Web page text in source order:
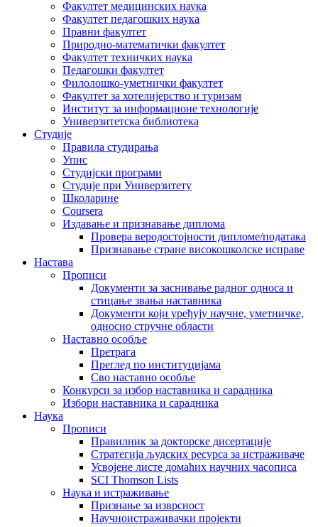
Факултет медицинских наука
Факултет педагошких наука
Правни факултет
Природно-математички факултет
Факултет техничких наука
Педагошки факултет
Филолошко-уметнички факултет
Факултет за хотелијерство и туризам
Институт за информационе технологије
Универзитетска библиотека
Студије
Правила студирања
Упис
Студијски програми
Студије при Универзитету
Школарине
Coursera
Издавање и признавање диплома
Провера веродостојности дипломе/података
Признавање стране високошколске исправе
Настава
Прописи
Документи за заснивање радног односа и
стицање звања наставника
Документи који уређују научне, уметничке,
односно стручне области
Наставно особље
Претрага
Преглед по институцијама
Сво наставно особље
Конкурси за избор наставника и сарадника
Избори наставника и сарадника
Наука
Прописи
Правилник за докторске дисертације
Стратегија људских ресурса за истраживаче
Усвојене листе домаћих научних часописа
SCI Thomson Lists
Наука и истраживање
Признање за изврсност
Научноистраживачки пројекти